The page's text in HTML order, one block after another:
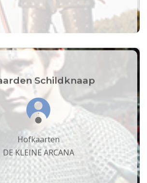
Schildknaap
Hofkaarten
DE KLEINE ARCANA